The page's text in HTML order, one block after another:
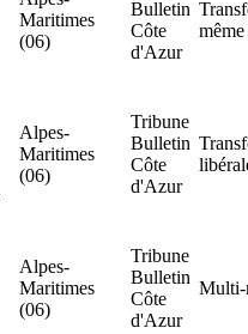
Maritimes
(06)
Bulletin
Côte
d'Azur
Alpes-
Maritimes
(06)
Tribune
Bulletin
Côte
d'Azur
Alpes-
Maritimes
(06)
Tribune
Bulletin
Côte
d'Azur
Multi-